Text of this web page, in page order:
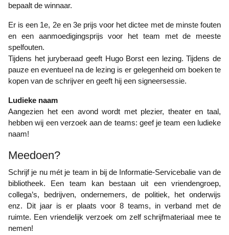
bepaalt de winnaar.
Er is een 1e, 2e en 3e prijs voor het dictee met de minste fouten
en een aanmoedigingsprijs voor het team met de meeste
spelfouten.
Tijdens het juryberaad geeft Hugo Borst een lezing. Tijdens de
pauze en eventueel na de lezing is er gelegenheid om boeken te
kopen van de schrijver en geeft hij een signeersessie.
Ludieke naam
Aangezien het een avond wordt met plezier, theater en taal,
hebben wij een verzoek aan de teams: geef je team een ludieke
naam!
Meedoen?
Schrijf je nu mét je team in bij de Informatie-Servicebalie van de
bibliotheek. Een team kan bestaan uit een vriendengroep,
collega’s, bedrijven, ondernemers, de politiek, het onderwijs
enz. Dit jaar is er plaats voor 8 teams, in verband met de
ruimte. Een vriendelijk verzoek om zelf schrijfmateriaal mee te
nemen!